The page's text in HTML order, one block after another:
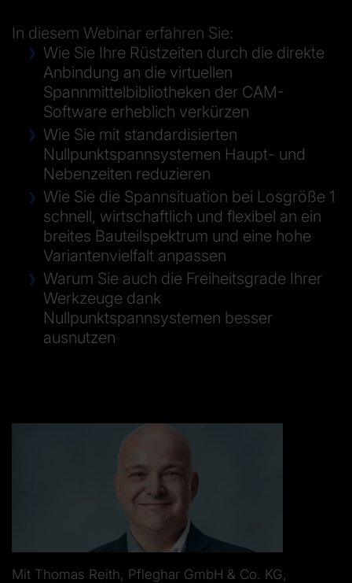
In diesem Webinar erfahren Sie:
Wie Sie Ihre Rüstzeiten durch die direkte
Anbindung an die virtuellen
Spannmittelbibliotheken der CAM-
Software erheblich verkürzen
Wie Sie mit standardisierten
Nullpunktspannsystemen Haupt- und
Nebenzeiten reduzieren
Wie Sie die Spannsituation bei Losgröße 1
schnell, wirtschaftlich und flexibel an ein
breites Bauteilspektrum und eine hohe
Variantenvielfalt anpassen
Warum Sie auch die Freiheitsgrade Ihrer
Werkzeuge dank
Nullpunktspannsystemen besser
ausnutzen
Mit Thomas Reith, Pfleghar GmbH & Co. KG,